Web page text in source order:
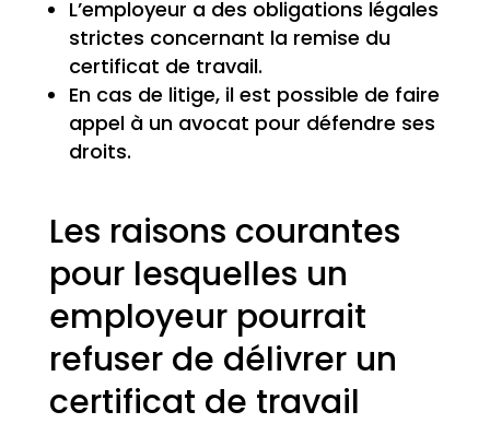
L’employeur a des obligations légales
strictes concernant la remise du
certificat de travail.
En cas de litige, il est possible de faire
appel à un avocat pour défendre ses
droits.
Les raisons courantes
pour lesquelles un
employeur pourrait
refuser de délivrer un
certificat de travail